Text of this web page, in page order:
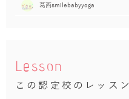
葛西smilebabyyoga
Lesson
この認定校のレッスン